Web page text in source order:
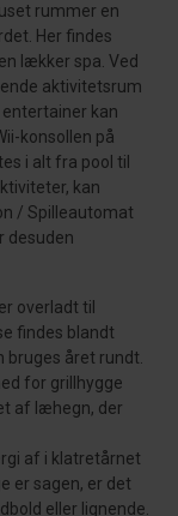
rummer en
Her findes
lækker spa. Ved
aktivitetsrum
kan
konsollen på
i alt fra pool til
kan
/ Spilleautomat
desuden
overladt til
findes blandt
bruges året rundt.
for grillhygge
af læhegn, der
af i klatretårnet
er sagen, er det
eller lignende.